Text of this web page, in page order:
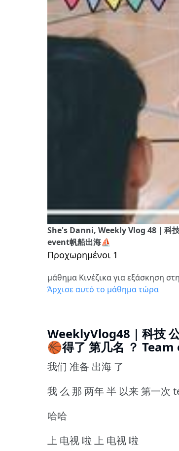
She's Danni, Weekly Vlog 48｜科
event帆船出海⛵️
Προχωρημένοι 1
μάθημα Κινέζικα για εξάσκηση
Άρχισε αυτό το μάθημα τώρα
WeeklyVlog48｜科技
🏀得了 第几名 ？
我们 准备 出海 了
我 么 那 两年 半 以来 第一次
哈哈
上 电视 啦 上 电视 啦